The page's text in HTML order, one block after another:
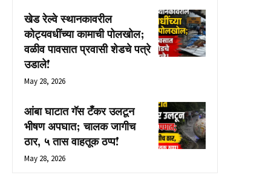
खेड रेल्वे स्थानकावरील
कोट्यवधींच्या कामाची पोलखोल;
वळीव पावसात प्रवासी शेडचे पत्रे
उडाले!
May 28, 2026
आंबा घाटात गॅस टँकर उलटून
भीषण अपघात; चालक जागीच
ठार, ५ तास वाहतूक ठप्प!
May 28, 2026